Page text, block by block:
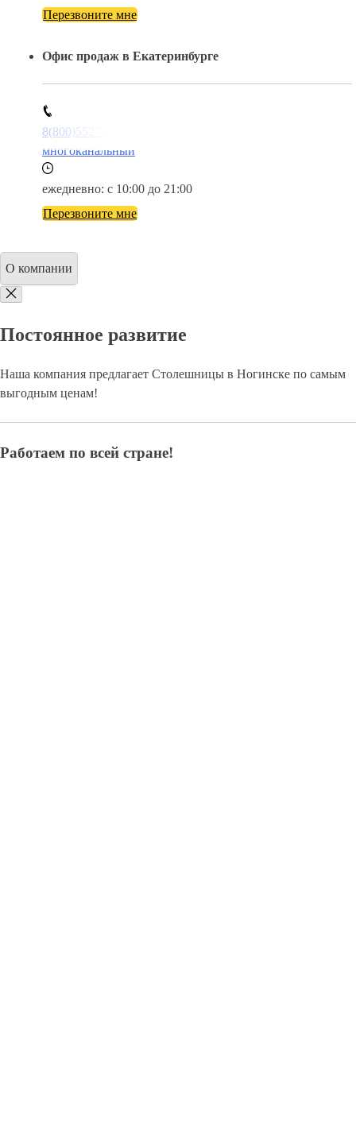
Перезвоните мне
Офис продаж в Екатеринбурге
8(800)5527584
многоканальный
ежедневно: с 10:00 до 21:00
Перезвоните мне
О компании
Постоянное развитие
Наша компания предлагает Столешницы в Ногинске по самым
выгодным ценам!
Работаем по всей стране!